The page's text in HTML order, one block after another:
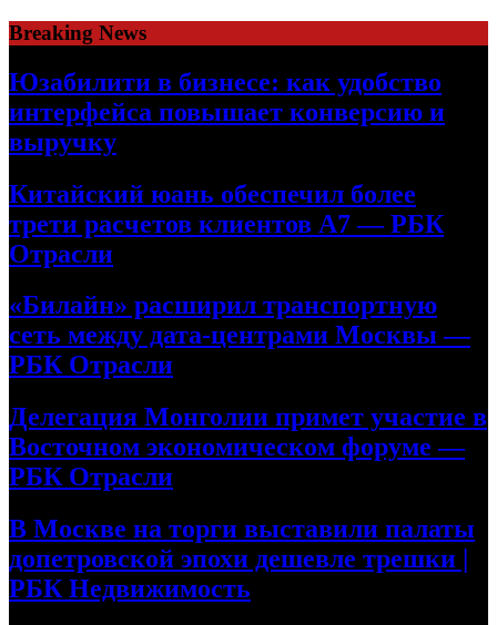
Skip
to
content
Breaking News
Юзабилити в бизнесе: как удобство
интерфейса повышает конверсию и
выручку
Китайский юань обеспечил более
трети расчетов клиентов А7 — РБК
Отрасли
«Билайн» расширил транспортную
сеть между дата-центрами Москвы —
РБК Отрасли
Делегация Монголии примет участие в
Восточном экономическом форуме —
РБК Отрасли
В Москве на торги выставили палаты
допетровской эпохи дешевле трешки |
РБК Недвижимость